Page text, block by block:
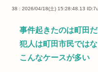
38 : 2026/04/18(土) 15:28:48.13
事件起きたのは町田
犯人は町田市民では
こんなケースが多い